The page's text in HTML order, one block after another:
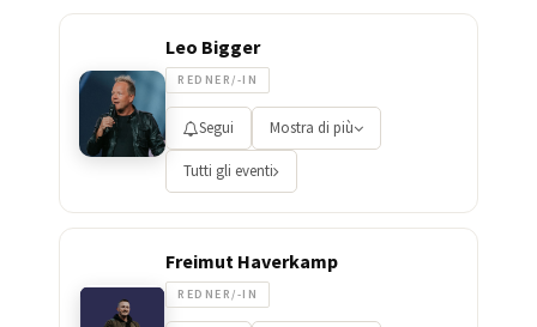
Leo Bigger
REDNER/-IN
Segui Mostra di più
Tutti gli eventi
Freimut Haverkamp
REDNER/-IN